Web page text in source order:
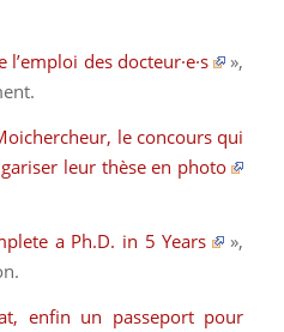
l’emploi des docteur·e·s
»,
.
le concours qui
leur thèse en photo
a Ph.D. in 5 Years
»,
.
enfin un passeport pour